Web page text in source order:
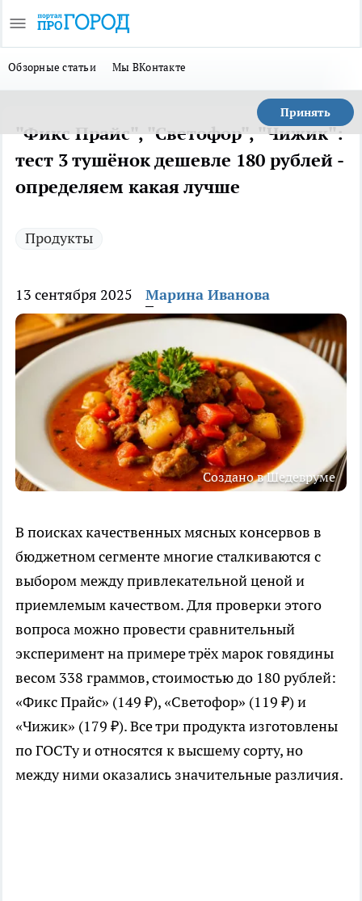
Обзорные статьи Мы ВКонтакте
Принять
"Фикс Прайс", "Светофор", "Чижик":
тест 3 тушёнок дешевле 180 рублей -
определяем какая лучше
Продукты
13 сентября 2025 Марина Иванова
Создано в Шедевруме
В поисках качественных мясных консервов в
бюджетном сегменте многие сталкиваются с
выбором между привлекательной ценой и
приемлемым качеством. Для проверки этого
вопроса можно провести сравнительный
эксперимент на примере трёх марок говядины
весом 338 граммов, стоимостью до 180 рублей:
«Фикс Прайс» (149 ₽), «Светофор» (119 ₽) и
«Чижик» (179 ₽). Все три продукта изготовлены
по ГОСТу и относятся к высшему сорту, но
между ними оказались значительные различия.